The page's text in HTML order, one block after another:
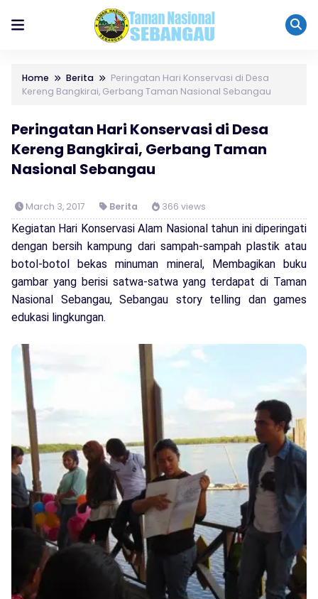
Home Berita
Peringatan Hari Konservasi di Desa
Kereng Bangkirai, Gerbang Taman Nasional Sebangau
Peringatan Hari Konservasi di Desa
Kereng Bangkirai, Gerbang Taman
Nasional Sebangau
March 3, 2017 Berita 366 views
Kegiatan Hari Konservasi Alam Nasional tahun ini diperingati
dengan bersih kampung dari sampah-sampah plastik atau
botol-botol bekas minuman mineral, Membagikan buku
gambar yang berisi satwa-satwa yang terdapat di Taman
Nasional Sebangau, Sebangau story telling dan games
edukasi lingkungan.